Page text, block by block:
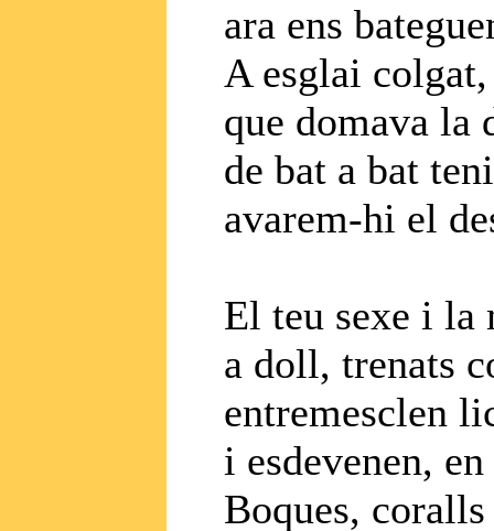
ara ens
A esglai
que domava la
de bat a bat
avarem-hi el
El teu sexe i la
a doll, trenats
entremesclen
i esdevenen,
Boques,